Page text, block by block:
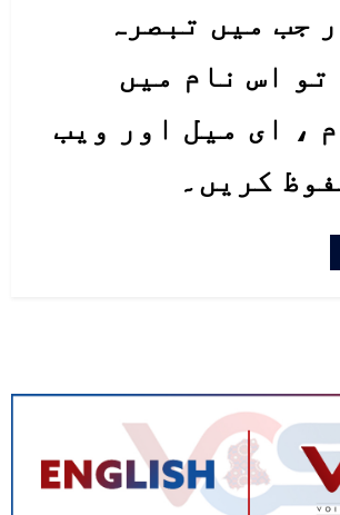
جب میں تبصرہ
اس نام میں
، ای میل اور ویب
کریں۔